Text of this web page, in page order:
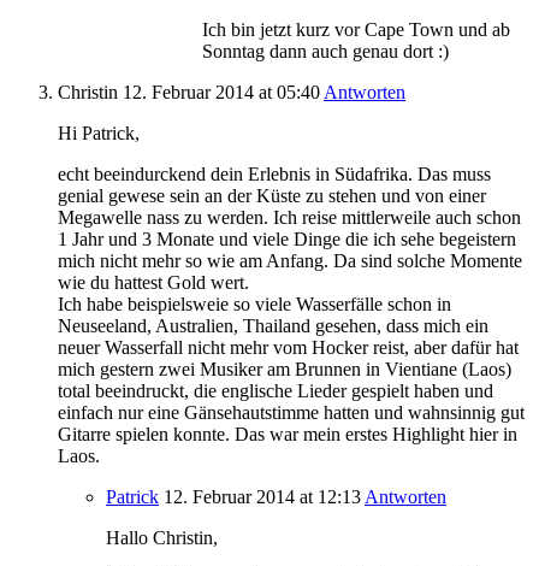
Ich bin jetzt kurz vor Cape Town und ab
Sonntag dann auch genau dort :)
Christin 12. Februar 2014 at 05:40 Antworten
Hi Patrick,
echt beeindurckend dein Erlebnis in Südafrika. Das muss
genial gewese sein an der Küste zu stehen und von einer
Megawelle nass zu werden. Ich reise mittlerweile auch schon
1 Jahr und 3 Monate und viele Dinge die ich sehe begeistern
mich nicht mehr so wie am Anfang. Da sind solche Momente
wie du hattest Gold wert.
Ich habe beispielsweie so viele Wasserfälle schon in
Neuseeland, Australien, Thailand gesehen, dass mich ein
neuer Wasserfall nicht mehr vom Hocker reist, aber dafür hat
mich gestern zwei Musiker am Brunnen in Vientiane (Laos)
total beeindruckt, die englische Lieder gespielt haben und
einfach nur eine Gänsehautstimme hatten und wahnsinnig gut
Gitarre spielen konnte. Das war mein erstes Highlight hier in
Laos.
Patrick 12. Februar 2014 at 12:13 Antworten
Hallo Christin,